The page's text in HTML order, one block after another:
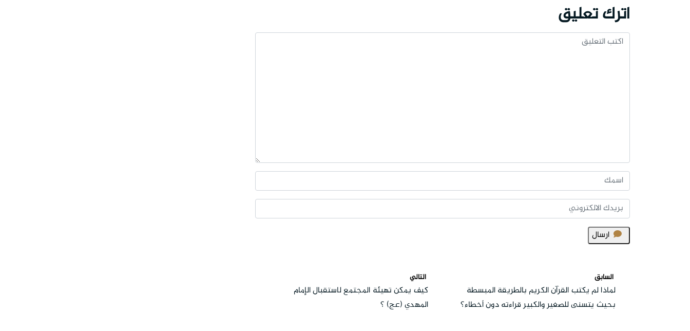
اترك تعليق
ارسال
السابق
لماذا لم يكتب القرآن الكريم بالطريقة المبسطة
بحيث يتسنى للصغير والكبير قراءته دون أخطاء؟
التالي
كيف يمكن تهيئة المجتمع لاستقبال الإمام
المهدي (عج) ؟